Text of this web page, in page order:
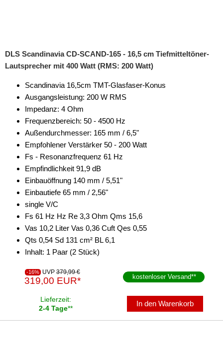
DLS Scandinavia CD-SCAND-165 - 16,5 cm Tiefmitteltöner-
Lautsprecher mit 400 Watt (RMS: 200 Watt)
Scandinavia 16,5cm TMT-Glasfaser-Konus
Ausgangsleistung: 200 W RMS
Impedanz: 4 Ohm
Frequenzbereich: 50 - 4500 Hz
Außendurchmesser: 165 mm / 6,5"
Empfohlener Verstärker 50 - 200 Watt
Fs - Resonanzfrequenz 61 Hz
Empfindlichkeit 91,9 dB
Einbauöffnung 140 mm / 5,51"
Einbautiefe 65 mm / 2,56"
single V/C
Fs 61 Hz Hz Re 3,3 Ohm Qms 15,6
Vas 10,2 Liter Vas 0,36 Cuft Qes 0,55
Qts 0,54 Sd 131 cm² BL 6,1
Inhalt: 1 Paar (2 Stück)
-16% UVP 379,99 €
319,00 EUR* kostenloser Versand**
Lieferzeit:
2-4 Tage**
In den Warenkorb